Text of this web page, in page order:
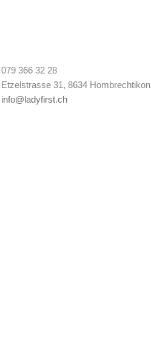
079 366 32 28
Etzelstrasse 31, 8634 Hombrechtikon
info@ladyfirst.ch